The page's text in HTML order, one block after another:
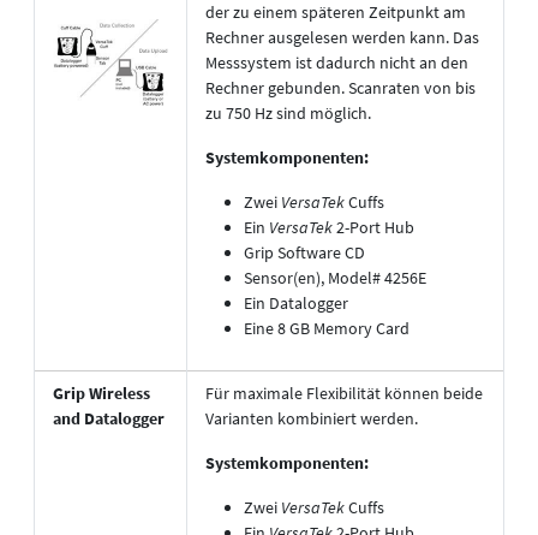
der zu einem späteren Zeitpunkt am
Rechner ausgelesen werden kann. Das
Messsystem ist dadurch nicht an den
Rechner gebunden. Scanraten von bis
zu 750 Hz sind möglich.
Systemkomponenten:
Zwei VersaTekCuffs
Ein VersaTek2-Port Hub
Grip Software CD
Sensor(en), Model# 4256E
Ein Datalogger
Eine 8 GB Memory Card
Grip Wireless
and Datalogger
Für maximale Flexibilität können beide
Varianten kombiniert werden.
Systemkomponenten:
Zwei VersaTekCuffs